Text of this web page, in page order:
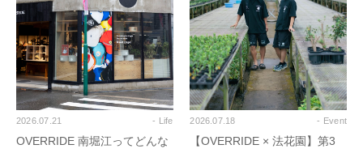
2026.07.21 - Life
OVERRIDE 南堀江ってどんな
2026.07.18 - Event
【OVERRIDE × 法花園】第3